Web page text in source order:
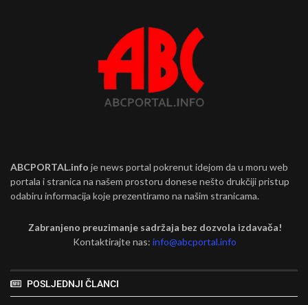
ABCPORTAL.info je news portal pokrenut idejom da u moru web
portala i stranica na našem prostoru donese nešto drukčiji pristup
odabiru informacija koje prezentiramo na našim stranicama.
Zabranjeno preuzimanje sadržaja bez dozvola izdavača!
Kontaktirajte nas:info@abcportal.info
POSLJEDNJI ČLANCI